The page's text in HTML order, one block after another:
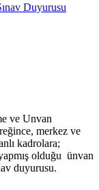
Duyurusu
ve Unvan
merkez ve
kadrolara;
olduğu ünvan
duyurusu.